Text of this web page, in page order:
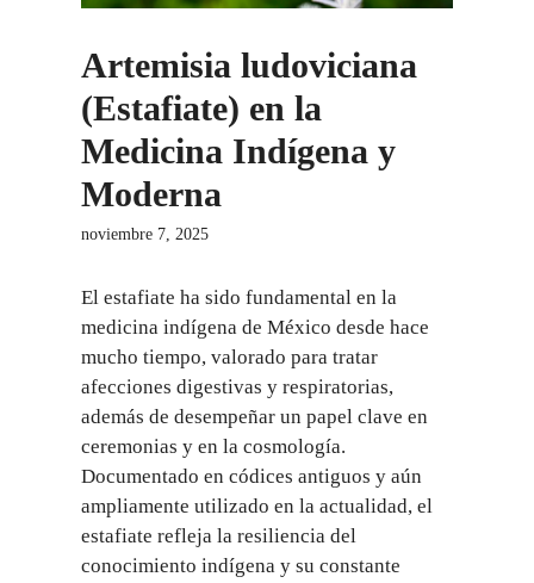
Artemisia ludoviciana
(Estafiate) en la
Medicina Indígena y
Moderna
noviembre 7, 2025
El estafiate ha sido fundamental en la
medicina indígena de México desde hace
mucho tiempo, valorado para tratar
afecciones digestivas y respiratorias,
además de desempeñar un papel clave en
ceremonias y en la cosmología.
Documentado en códices antiguos y aún
ampliamente utilizado en la actualidad, el
estafiate refleja la resiliencia del
conocimiento indígena y su constante